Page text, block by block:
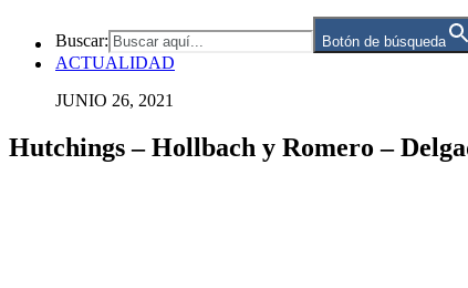
Buscar: Botón de búsqueda
ACTUALIDAD
JUNIO 26, 2021
Hutchings – Hollbach y Romero –